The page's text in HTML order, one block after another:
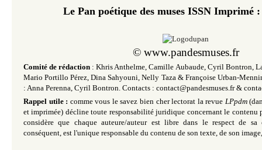
Le Pan poétique des muses ISSN Imprimé
©www.pandesmuses.fr
Comité de rédaction : Khris Anthelme, Camille Aubaude, Cyril Bontron,
Mario Portillo Pérez, Dina Sahyouni, Nelly Taza & Françoise Urban-
: Anna Perenna, Cyril Bontron. Contacts : contact@pandesmuses.fr &
Rappel utile : comme vous le savez bien cher lectorat la revue LPpdm
et imprimée) décline toute responsabilité juridique concernant le contenu
considère que chaque auteure/auteur est libre dans le respect de sa
conséquent, est l'unique responsable du contenu de son texte, de son